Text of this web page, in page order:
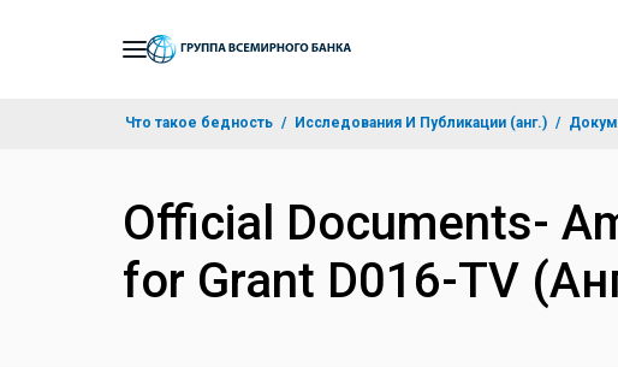
Что такое бедность Исследования И Публикации (анг.)
Official Documents-
for Grant D016-TV